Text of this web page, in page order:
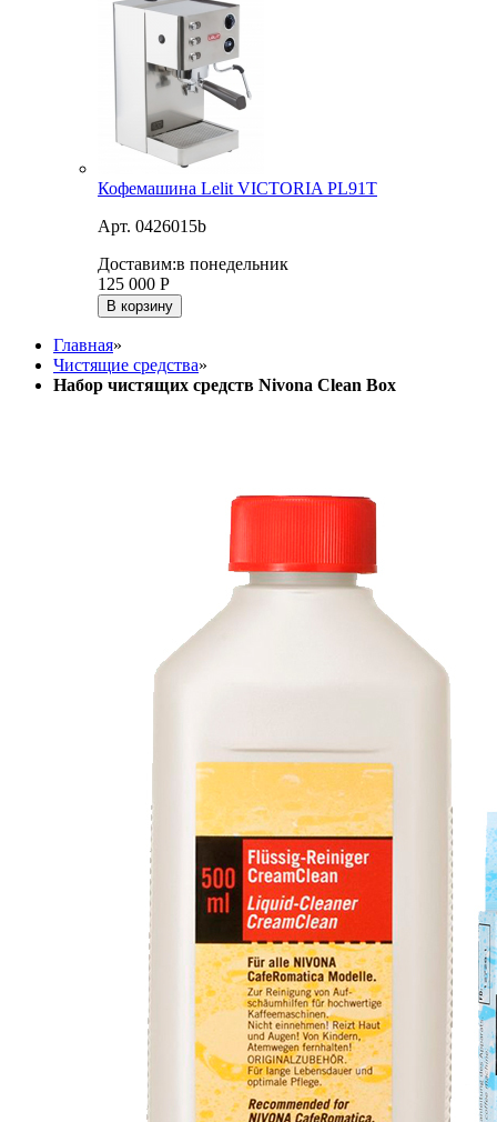
Кофемашина Lelit VICTORIA PL91T
Арт. 0426015b
Доставим:в понедельник
125 000 Р
В корзину
Главная»
Чистящие средства»
Набор чистящих средств Nivona Clean Box